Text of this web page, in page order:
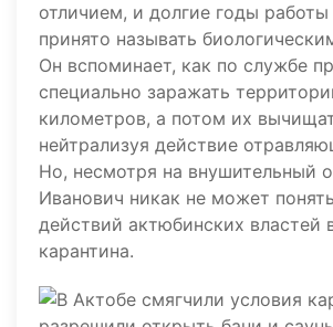
отличием, и долгие годы
принято называть
Он вспоминает, как по службе
специально заражать
километров, а потом их
нейтрализуя действие
Но, несмотря на внушительный
Иванович никак не может
действий актюбинских властей
карантина.